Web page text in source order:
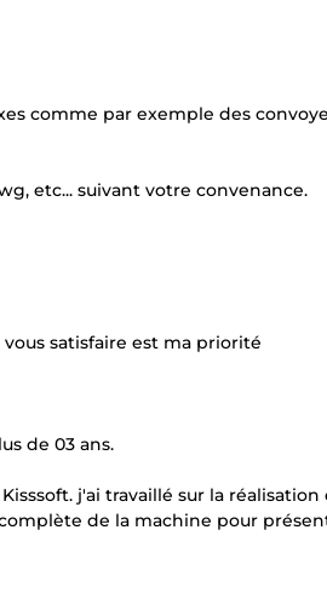
comme par exemple des
etc... suivant votre convenance.
vous satisfaire est ma priorité
de 03 ans.
j'ai travaillé sur la réalisation
de la machine pour